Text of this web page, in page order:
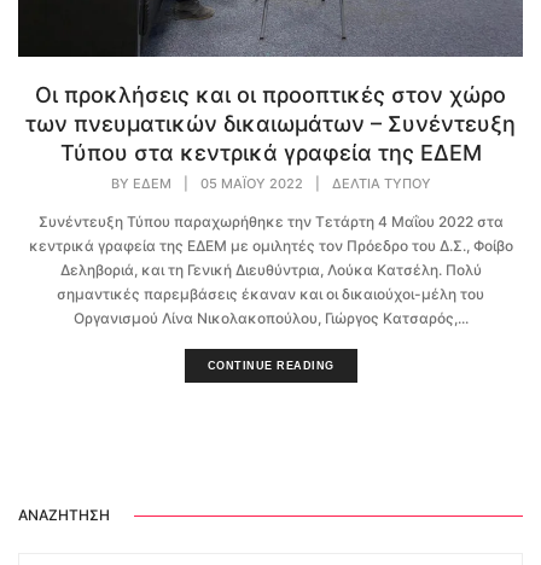
Οι προκλήσεις και οι προοπτικές στον χώρο
των πνευματικών δικαιωμάτων – Συνέντευξη
Τύπου στα κεντρικά γραφεία της ΕΔΕΜ
BY EΔEM 05 ΜΑΪ́ΟΥ 2022 ΔΕΛΤΊΑ ΤΎΠΟΥ
Συνέντευξη Τύπου παραχωρήθηκε την Τετάρτη 4 Μαΐου 2022 στα
κεντρικά γραφεία της ΕΔΕΜ με ομιλητές τον Πρόεδρο του Δ.Σ., Φοίβο
Δεληβοριά, και τη Γενική Διευθύντρια, Λούκα Κατσέλη. Πολύ
σημαντικές παρεμβάσεις έκαναν και οι δικαιούχοι-μέλη του
Οργανισμού Λίνα Νικολακοπούλου, Γιώργος Κατσαρός,...
CONTINUE READING
ΑΝΑΖΉΤΗΣΗ